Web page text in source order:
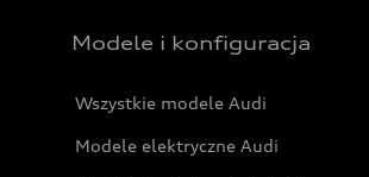
Modele i konfiguracja
Wszystkie modele Audi
Modele elektryczne Audi